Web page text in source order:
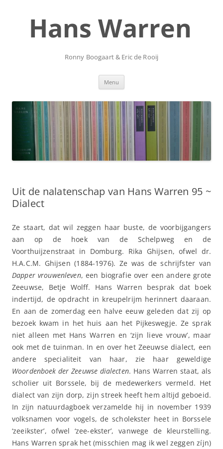
inhoudHans Warren
Ronny Boogaart & Eric de Rooij
Menu
Uit de nalatenschap van Hans Warren 95 ~
Dialect
Ze staart, dat wil zeggen haar buste, de voorbijgangers
aan op de hoek van de Schelpweg en de
Voorthuijzenstraat in Domburg. Rika Ghijsen, ofwel dr.
H.A.C.M. Ghijsen (1884-1976). Ze was de schrijfster van
Dapper vrouwenleven, een biografie over een andere grote
Zeeuwse, Betje Wolff. Hans Warren besprak dat boek
indertijd, de opdracht in kreupelrijm herinnert daaraan.
En aan de zomerdag een halve eeuw geleden dat zij op
bezoek kwam in het huis aan het Pijkeswegje. Ze sprak
niet alleen met Hans Warren en ‘zijn lieve vrouw’, maar
ook met de tuinman. In en over het Zeeuwse dialect, een
andere specialiteit van haar, zie haar geweldige
Woordenboek der Zeeuwse dialecten. Hans Warren staat, als
scholier uit Borssele, bij de medewerkers vermeld. Het
dialect van zijn dorp, zijn streek heeft hem altijd geboeid.
In zijn natuurdagboek verzamelde hij in november 1939
volksnamen voor vogels, de scholekster heet in Borssele
‘zeeikster’, ofwel ‘zee-ekster’, vanwege de kleurstelling.
Hans Warren sprak het (misschien mag ik wel zeggen zíjn)